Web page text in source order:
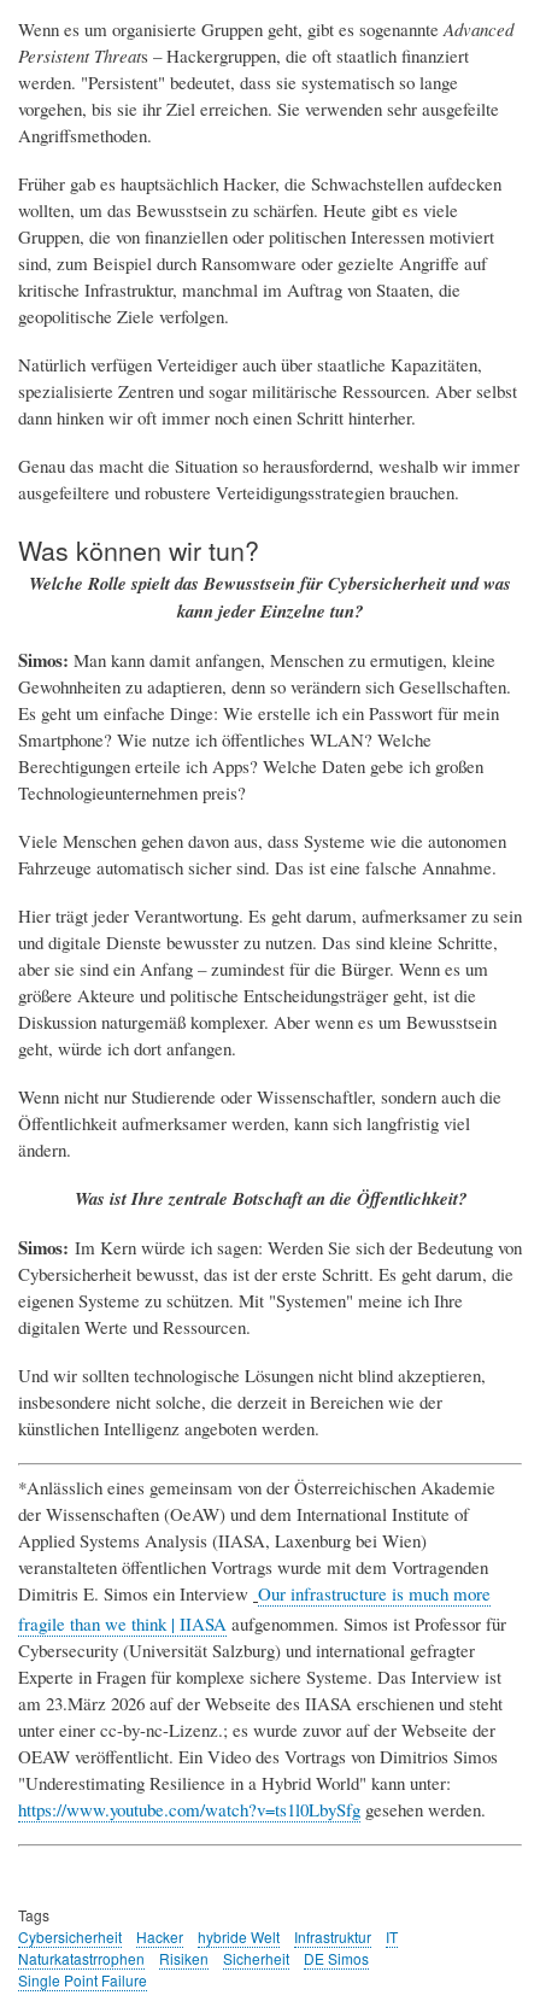
Wenn es um organisierte Gruppen geht, gibt es sogenannteAdvanced
Persistent Threats – Hackergruppen, die oft staatlich finanziert
werden. "Persistent" bedeutet, dass sie systematisch so lange
vorgehen, bis sie ihr Ziel erreichen. Sie verwenden sehr ausgefeilte
Angriffsmethoden.
Früher gab es hauptsächlich Hacker, die Schwachstellen aufdecken
wollten, um das Bewusstsein zu schärfen. Heute gibt es viele
Gruppen, die von finanziellen oder politischen Interessen motiviert
sind, zum Beispiel durch Ransomware oder gezielte Angriffe auf
kritische Infrastruktur, manchmal im Auftrag von Staaten, die
geopolitische Ziele verfolgen.
Natürlich verfügen Verteidiger auch über staatliche Kapazitäten,
spezialisierte Zentren und sogar militärische Ressourcen. Aber selbst
dann hinken wir oft immer noch einen Schritt hinterher.
Genau das macht die Situation so herausfordernd, weshalb wir immer
ausgefeiltere und robustere Verteidigungsstrategien brauchen.
Was können wir tun?
Welche Rolle spielt das Bewusstsein für Cybersicherheit und was
kann jeder Einzelne tun?
Simos: Man kann damit anfangen, Menschen zu ermutigen, kleine
Gewohnheiten zu adaptieren, denn so verändern sich Gesellschaften.
Es geht um einfache Dinge: Wie erstelle ich ein Passwort für mein
Smartphone? Wie nutze ich öffentliches WLAN? Welche
Berechtigungen erteile ich Apps? Welche Daten gebe ich großen
Technologieunternehmen preis?
Viele Menschen gehen davon aus, dass Systeme wie die autonomen
Fahrzeuge automatisch sicher sind. Das ist eine falsche Annahme.
Hier trägt jeder Verantwortung. Es geht darum, aufmerksamer zu sein
und digitale Dienste bewusster zu nutzen. Das sind kleine Schritte,
aber sie sind ein Anfang – zumindest für die Bürger. Wenn es um
größere Akteure und politische Entscheidungsträger geht, ist die
Diskussion naturgemäß komplexer. Aber wenn es um Bewusstsein
geht, würde ich dort anfangen.
Wenn nicht nur Studierende oder Wissenschaftler, sondern auch die
Öffentlichkeit aufmerksamer werden, kann sich langfristig viel
ändern.
Was ist Ihre zentrale Botschaft an die Öffentlichkeit?
Simos: Im Kern würde ich sagen: Werden Sie sich der Bedeutung von
Cybersicherheit bewusst, das ist der erste Schritt. Es geht darum, die
eigenen Systeme zu schützen. Mit "Systemen" meine ich Ihre
digitalen Werte und Ressourcen.
Und wir sollten technologische Lösungen nicht blind akzeptieren,
insbesondere nicht solche, die derzeit in Bereichen wie der
künstlichen Intelligenz angeboten werden.
*Anlässlich eines gemeinsam von der Österreichischen Akademie
der Wissenschaften (OeAW) und dem International Institute of
Applied Systems Analysis (IIASA, Laxenburg bei Wien)
veranstalteten öffentlichen Vortrags wurde mit dem Vortragenden
Dimitris E. Simos ein Interview Our infrastructure is much more
fragile than we think | IIASA aufgenommen. Simos ist Professor für
Cybersecurity (Universität Salzburg) und international gefragter
Experte in Fragen für komplexe sichere Systeme. Das Interview ist
am 23.März 2026 auf der Webseite des IIASA erschienen und steht
unter einer cc-by-nc-Lizenz.; es wurde zuvor auf der Webseite der
OEAW veröffentlicht. Ein Video des Vortrags von Dimitrios Simos
"Underestimating Resilience in a Hybrid World" kann unter:
https://www.youtube.com/watch?v=ts1l0LbySfg gesehen werden.
Tags
Cybersicherheit
Hacker hybride Welt Infrastruktur
IT
Naturkatastrrophen
Risiken Sicherheit
DE Simos
Single Point Failure